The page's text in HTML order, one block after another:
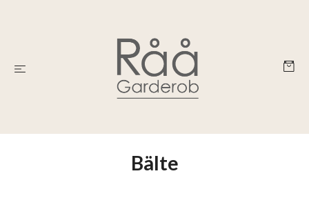
Bälte